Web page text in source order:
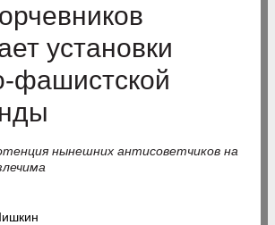
установки
фашистской
нынешних антисоветчиков на